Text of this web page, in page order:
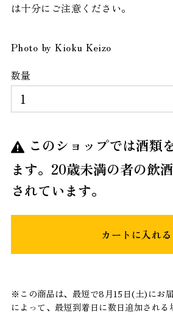
は十分にご注意ください。
Photo by Kioku Keizo
数量
このショップでは酒類
ます。20歳未満の者の飲
されています。
カートに入れる
※この商品は、最短で8月15日(土)にお
によって、最短到着日に数日追加される